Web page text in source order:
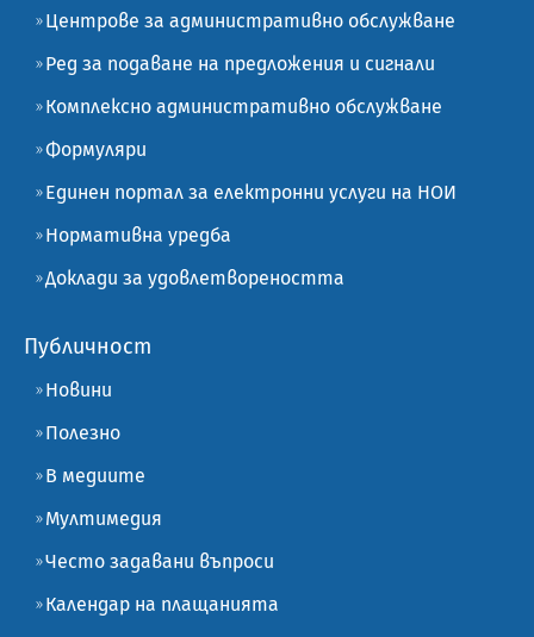
Центрове за административно обслужване
Ред за подаване на предложения и сигнали
Комплексно административно обслужване
Формуляри
Единен портал за електронни услуги на НОИ
Нормативна уредба
Доклади за удовлетвореността
Публичност
Новини
Полезно
В медиите
Мултимедия
Често задавани въпроси
Календар на плащанията